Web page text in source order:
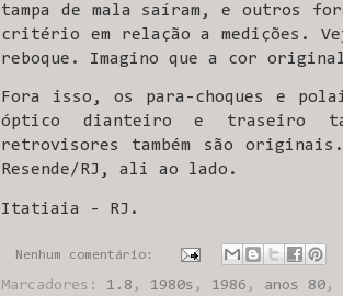
tampa de mala saíram, e outros
critério em relação a medições.
reboque. Imagino que a cor
Fora isso, os para-choques e
óptico dianteiro e traseiro
retrovisores também são
Resende/RJ, ali ao lado.
Itatiaia - RJ.
Nenhum comentário:
Marcadores: 1.8 , 1980s , 1986 , anos 80 ,